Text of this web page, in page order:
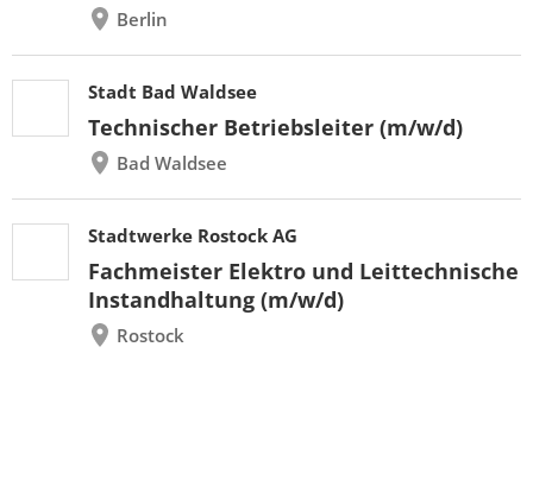
Berlin
Stadt Bad Waldsee
Technischer Betriebsleiter (m/w/d)
Bad Waldsee
Stadtwerke Rostock AG
Fachmeister Elektro und Leittechnische
Instandhaltung (m/w/d)
Rostock